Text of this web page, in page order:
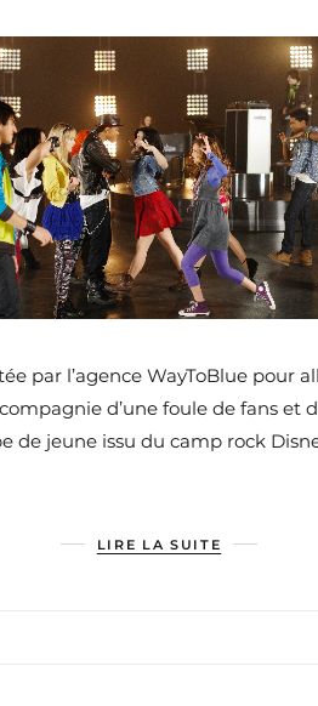
par l’agence WayToBlue pour
d’une foule de fans et
de jeune issu du camp rock
LIRE LA SUITE